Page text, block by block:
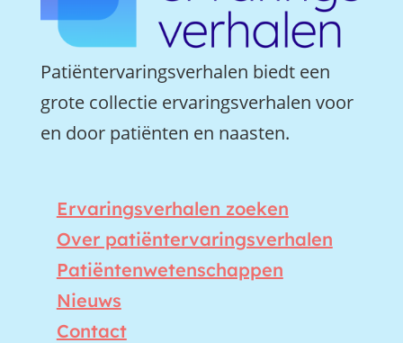
Patiëntervaringsverhalen biedt een
grote collectie ervaringsverhalen voor
en door patiënten en naasten.
Ervaringsverhalen zoeken
Over patiëntervaringsverhalen
Patiëntenwetenschappen
Nieuws
Contact